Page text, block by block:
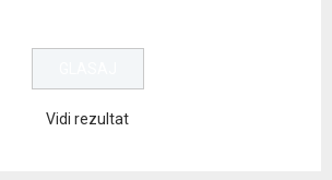
Vidi rezultat